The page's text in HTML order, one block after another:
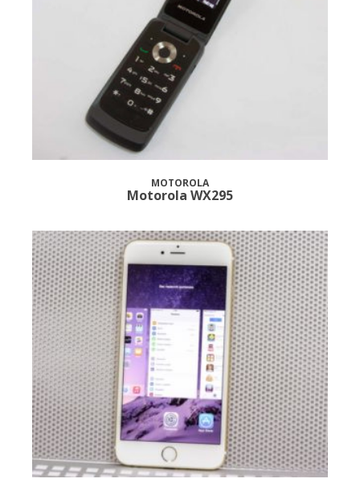
MOTOROLA
Motorola WX295